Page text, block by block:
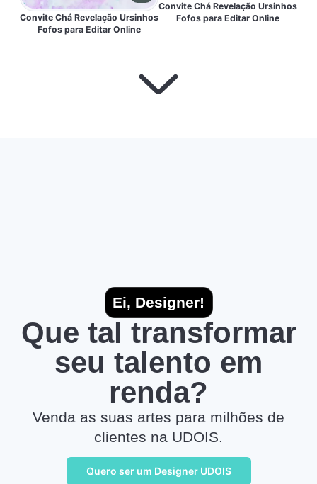
Convite Chá Revelação Ursinhos
Fofos para Editar Online
Convite Chá Revelação Ursinhos
Fofos para Editar Online
Ei, Designer!
Que tal transformar
seu talento em
renda?
Venda as suas artes para milhões de
clientes na UDOIS.
Quero ser um Designer UDOIS